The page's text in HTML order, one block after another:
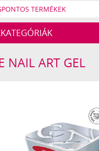
TERMÉKEK
NAIL ART GEL